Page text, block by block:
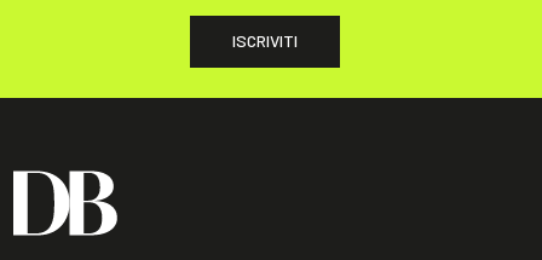
ISCRIVITI